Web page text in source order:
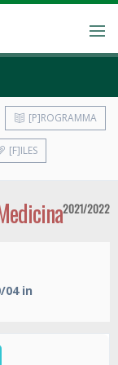
[P]ROGRAMMA
[F]ILES
2021/2022
04 in